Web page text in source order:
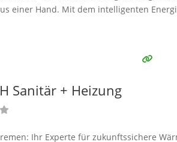
einer Hand. Mit dem intelligenten
Sanitär + Heizung
Ihr Experte für zukunftssichere